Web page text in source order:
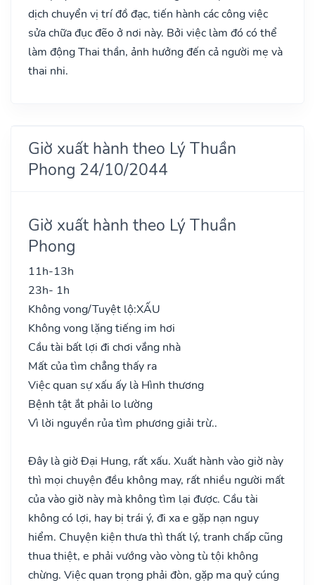
dịch chuyển vị trí đồ đạc, tiến hành các công việc
sửa chữa đục đẽo ở nơi này. Bởi việc làm đó có thể
làm động Thai thần, ảnh hưởng đến cả người mẹ và
thai nhi.
Giờ xuất hành theo Lý Thuần
Phong 24/10/2044
Giờ xuất hành theo Lý Thuần
Phong
11h-13h
23h- 1h
Không vong/Tuyệt lộ:XẤU
Không vong lặng tiếng im hơi
Cầu tài bất lợi đi chơi vắng nhà
Mất của tìm chẳng thấy ra
Việc quan sự xấu ấy là Hình thương
Bệnh tật ắt phải lo lường
Vì lời nguyền rủa tìm phương giải trừ..
Đây là giờ Đại Hung, rất xấu. Xuất hành vào giờ này
thì mọi chuyện đều không may, rất nhiều người mất
của vào giờ này mà không tìm lại được. Cầu tài
không có lợi, hay bị trái ý, đi xa e gặp nạn nguy
hiểm. Chuyện kiện thưa thì thất lý, tranh chấp cũng
thua thiệt, e phải vướng vào vòng tù tội không
chừng. Việc quan trọng phải đòn, gặp ma quỷ cúng